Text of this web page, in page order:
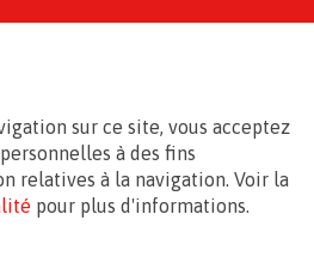
sur ce site, vous acceptez
à des fins
relatives à la navigation. Voir la
pour plus d'informations.